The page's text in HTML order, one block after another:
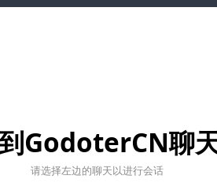
GodoterCN聊
请选择左边的聊天以进行会话